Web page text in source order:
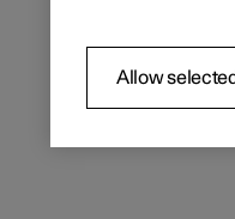
Allow selected